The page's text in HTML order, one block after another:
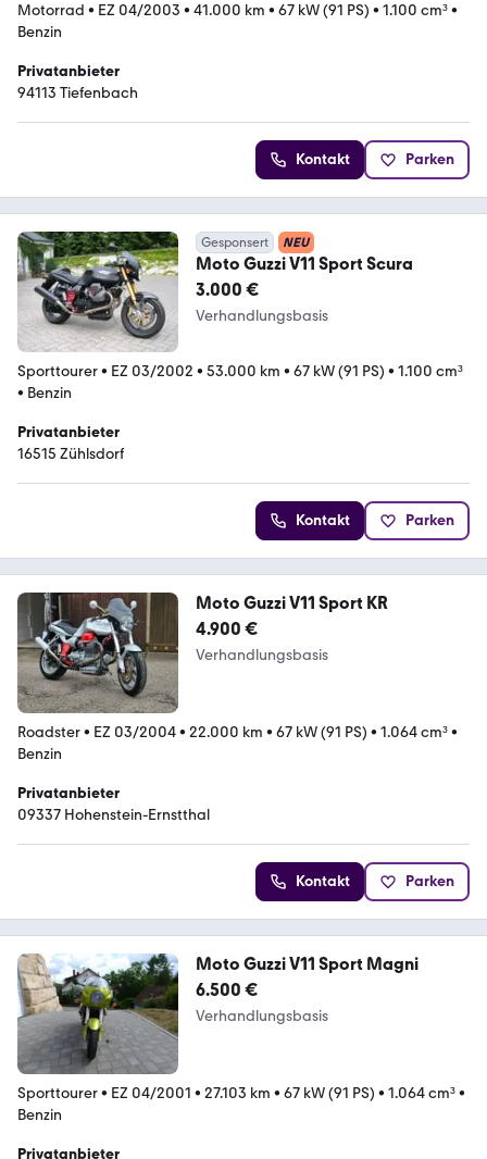
Motorrad • EZ 04/2003 • 41.000 km • 67 kW (91 PS) • 1.100 cm³•
Benzin
Privatanbieter
94113 Tiefenbach
Kontakt Parken
Gesponsert NEU
Moto Guzzi V11 Sport Scura
3.000 €
Verhandlungsbasis
Sporttourer• EZ 03/2002 • 53.000 km • 67 kW (91 PS) • 1.100 cm³
• Benzin
Privatanbieter
16515 Zühlsdorf
Kontakt Parken
Moto Guzzi V11 Sport KR
4.900 €
Verhandlungsbasis
Roadster• EZ 03/2004• 22.000 km • 67 kW (91 PS) • 1.064 cm³•
Benzin
Privatanbieter
09337 Hohenstein-Ernstthal
Kontakt Parken
Moto Guzzi V11 Sport Magni
6.500 €
Verhandlungsbasis
Sporttourer• EZ 04/2001 • 27.103 km • 67 kW (91 PS) • 1.064 cm³•
Benzin
Privatanbieter